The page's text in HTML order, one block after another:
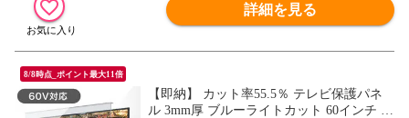
詳細を見る
8/8時点_ポイント最大11倍
【即納】 カット率55.5％ テレビ保護パネ
ル 3mm厚 ブルーライトカット 60インチ 液